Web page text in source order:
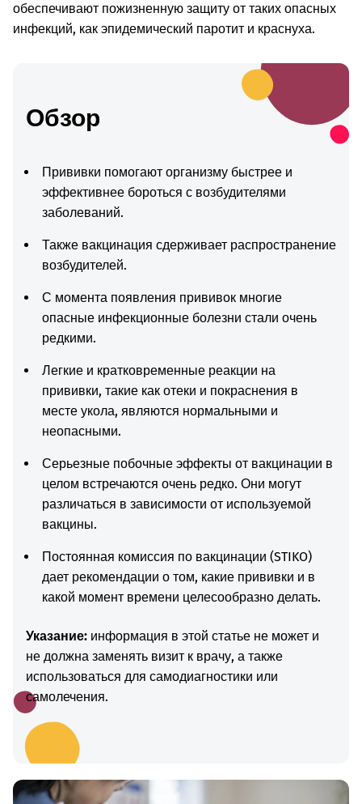
обеспечивают пожизненную защиту от таких опасных
инфекций, как эпидемический паротит и краснуха.
Обзор
Прививки помогают организму быстрее и
эффективнее бороться с возбудителями
заболеваний.
Также вакцинация сдерживает распространение
возбудителей.
С момента появления прививок многие
опасные инфекционные болезни стали очень
редкими.
Легкие и кратковременные реакции на
прививки, такие как отеки и покраснения в
месте укола, являются нормальными и
неопасными.
Серьезные побочные эффекты от вакцинации в
целом встречаются очень редко. Они могут
различаться в зависимости от используемой
вакцины.
Постоянная комиссия по вакцинации (STIKO)
дает рекомендации о том, какие прививки и в
какой момент времени целесообразно делать.
Указание: информация в этой статье не может и
не должна заменять визит к врачу, а также
использоваться для самодиагностики или
самолечения.